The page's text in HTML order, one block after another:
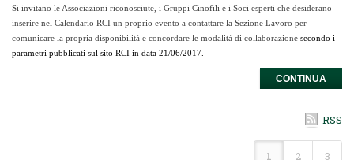
Si invitano le Associazioni riconosciute, i Gruppi Cinofili e i Soci esperti che desiderano
inserire nel Calendario RCI un proprio evento a contattare la Sezione Lavoro per
comunicare la propria disponibilità e concordare le modalità di collaborazione secondo i
parametri pubblicati sul sito RCI in data 21/06/2017.
CONTINUA
RSS
1 2 3